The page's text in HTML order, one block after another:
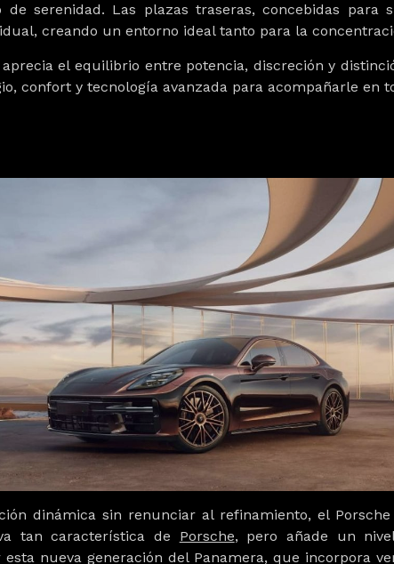
serenidad. Las plazas traseras, concebidas para
, creando un entorno ideal tanto para la
el equilibrio entre potencia, discreción y
confort y tecnología avanzada para acompañarle en
dinámica sin renunciar al refinamiento, el
tan característica de Porsche, pero añade un
nueva generación del Panamera, que incorpora